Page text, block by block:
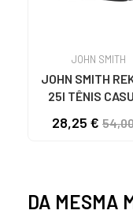
JOHN SMITH
JOHN SMITH
25I TÊNIS
NEGRO
28,25 €
DA MESMA